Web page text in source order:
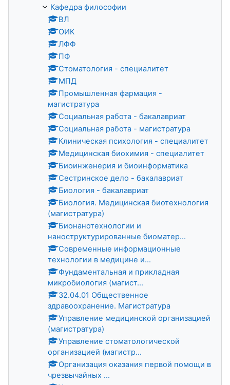
Кафедра философии
ВЛ
ОИК
ЛФФ
ПФ
Стоматология - специалитет
МПД
Промышленная фармация -
магистратура
Социальная работа - бакалавриат
Социальная работа - магистратура
Клиническая психология - специалитет
Медицинская биохимия - специалитет
Биоинженерия и биоинформатика
Сестринское дело - бакалавриат
Биология - бакалавриат
Биология. Медицинская биотехнология
(магистратура)
Бионанотехнологии и
наноструктурированные биоматер...
Современные информационные
технологии в медицине и...
Фундаментальная и прикладная
микробиология (магист...
32.04.01 Общественное
здравоохранение. Магистратура
Управление медицинской организацией
(магистратура)
Управление стоматологической
организацией (магистр...
Организация оказания первой помощи в
чрезвычайных ...